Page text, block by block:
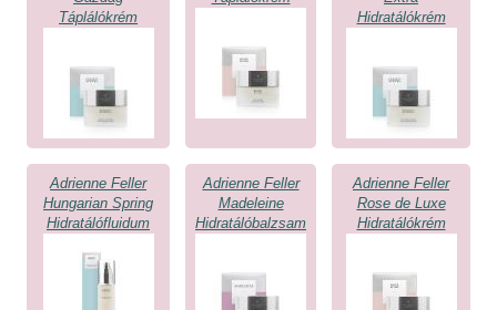
Táplálókrém
Hidratálókrém
Adrienne Feller
Hungarian Spring
Hidratálófluidum
Adrienne Feller
Madeleine
Hidratálóbalzsam
Adrienne Feller
Rose de Luxe
Hidratálókrém